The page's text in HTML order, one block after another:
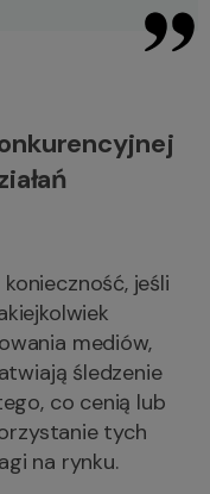
jeśli
mediów,
śledzenie
co cenią lub
tych
na rynku.